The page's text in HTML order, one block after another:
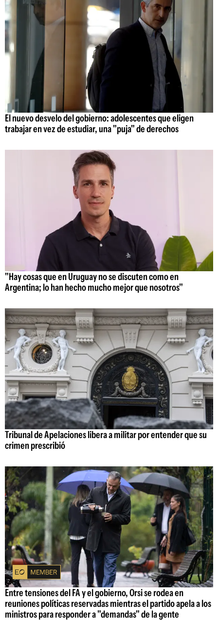
El nuevo desvelo del gobierno: adolescentes que eligen
trabajar en vez de estudiar, una "puja" de derechos
"Hay cosas que en Uruguay no se discuten como en
Argentina; lo han hecho mucho mejor que nosotros"
Tribunal de Apelaciones libera a militar por entender que su
crimen prescribió
Entre tensiones del FA y el gobierno, Orsi se rodea en
reuniones políticas reservadas mientras el partido apela a los
ministros para responder a "demandas" de la gente